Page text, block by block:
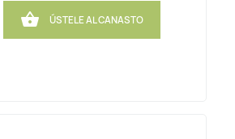
 ÚSTELE AL CANASTO